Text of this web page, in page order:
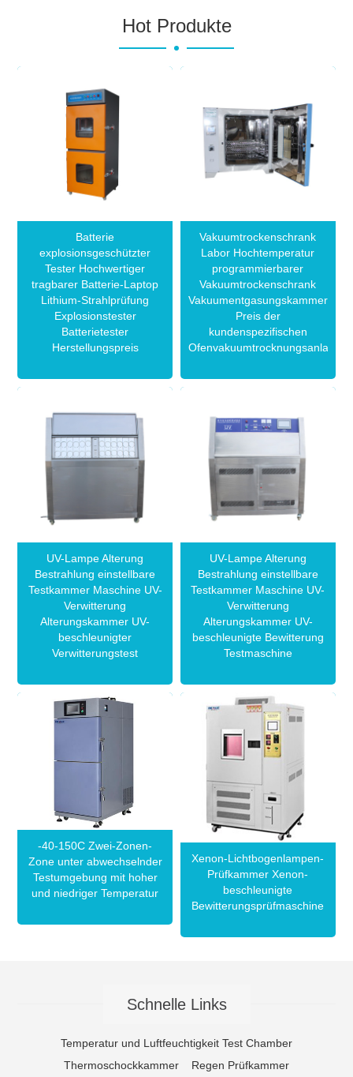
Hot Produkte
Batterie
explosionsgeschützter
Tester Hochwertiger
tragbarer Batterie-Laptop
Lithium-Strahlprüfung
Explosionstester
Batterietester
Herstellungspreis
Vakuumtrockenschrank
Labor Hochtemperatur
programmierbarer
Vakuumtrockenschrank
Vakuumentgasungskammer
Preis der
kundenspezifischen
Ofenvakuumtrocknungsanlage
UV-Lampe Alterung
Bestrahlung einstellbare
Testkammer Maschine UV-
Verwitterung
Alterungskammer UV-
beschleunigter
Verwitterungstest
UV-Lampe Alterung
Bestrahlung einstellbare
Testkammer Maschine UV-
Verwitterung
Alterungskammer UV-
beschleunigte Bewitterung
Testmaschine
-40-150C Zwei-Zonen-
Zone unter abwechselnder
Testumgebung mit hoher
und niedriger Temperatur
Xenon-Lichtbogenlampen-
Prüfkammer Xenon-
beschleunigte
Bewitterungsprüfmaschine
Schnelle Links
Temperatur und Luftfeuchtigkeit Test Chamber
Thermoschockkammer
Regen Prüfkammer